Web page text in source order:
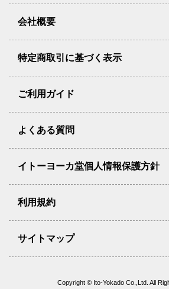
会社概要
特定商取引に基づく表示
ご利用ガイド
よくある質問
イトーヨーカ堂個人情報保護方針
利用規約
サイトマップ
Copyright © Ito-Yokado Co.,Ltd. All